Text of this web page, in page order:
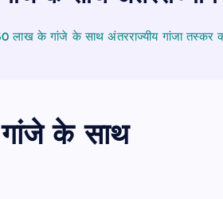
के गांजे के साथ अंतरराज्यीय गांजा तस्कर को
के साथ